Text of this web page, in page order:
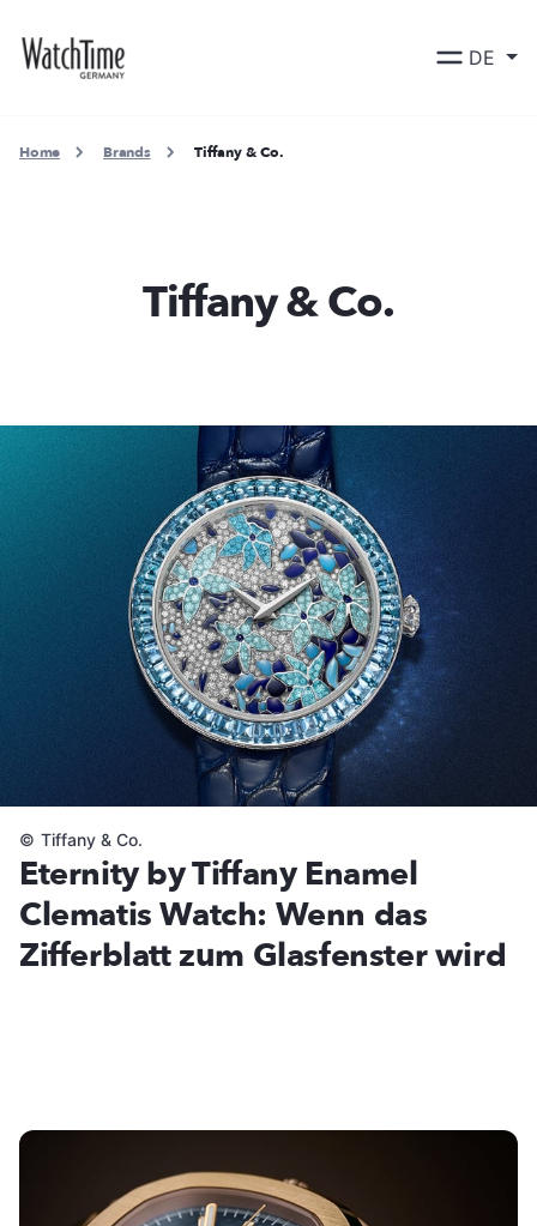
DE
Home Brands Tiffany & Co.
Tiffany & Co.
Eternity by Tiffany Enamel
Clematis Watch: Wenn das
Zifferblatt zum Glasfenster wird
© Tiffany & Co.